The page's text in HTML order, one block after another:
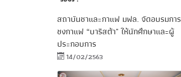
สถาบันชาและกาแฟ มฟล. จัดอบรมการ
ชงกาแฟ “บาริสต้า" ให้นักศึกษาและผู้
ประกอบการ
14/02/2563